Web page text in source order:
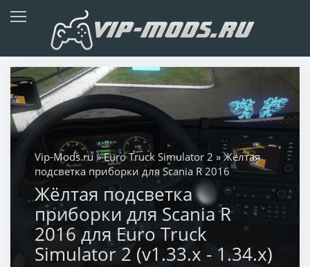
Vip-Mods.ru»Euro Truck Simulator 2 » Жёлтая
подсветка приборки для Scania R 2016
Жёлтая подсветка
приборки для Scania R
2016 для Euro Truck
Simulator 2 (v1.33.x - 1.34.x)